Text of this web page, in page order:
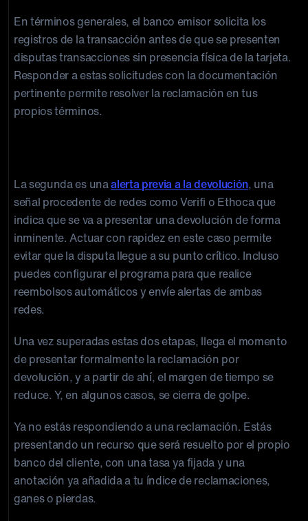
En términos generales, el banco emisor solicita los
registros de la transacción antes de que se presenten
disputas transacciones sin presencia física de la tarjeta.
Responder a estas solicitudes con la documentación
pertinente permite resolver la reclamación en tus
propios términos.
La segunda es unaalerta previa a la devolución, una
señal procedente de redes como Verifi o Ethoca que
indica que se va a presentar una devolución de forma
inminente. Actuar con rapidez en este caso permite
evitar que la disputa llegue a su punto crítico. Incluso
puedes configurar el programa para que realice
reembolsos automáticos y envíe alertas de ambas
redes.
Una vez superadas estas dos etapas, llega el momento
de presentar formalmente la reclamación por
devolución, y a partir de ahí, el margen de tiempo se
reduce. Y, en algunos casos, se cierra de golpe.
Ya no estás respondiendo a una reclamación. Estás
presentando un recurso que será resuelto por el propio
banco del cliente, con una tasa ya fijada y una
anotación ya añadida a tu índice de reclamaciones,
ganes o pierdas.